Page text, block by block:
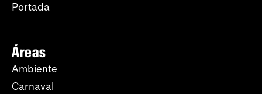
Portada
Áreas
Ambiente
Carnaval